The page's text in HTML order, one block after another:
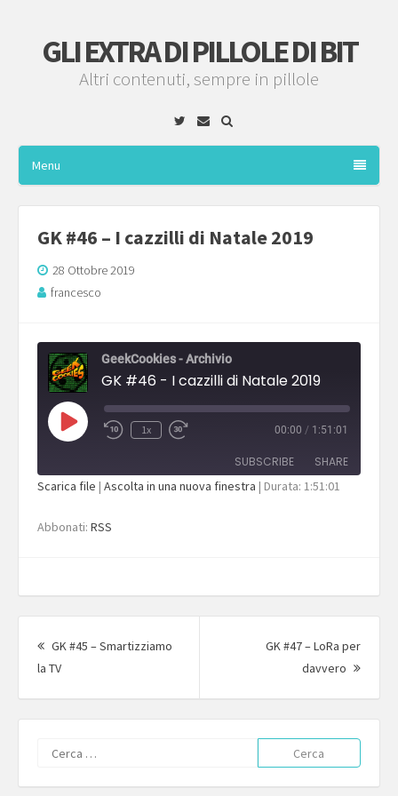
GLI EXTRA DI PILLOLE DI BIT
Altri contenuti, sempre in pillole
TwitterEmail
Menu
GK #46 – I cazzilli di Natale 2019
28 Ottobre 2019
francesco
GeekCookies - Archivio
GK #46 - I cazzilli di Natale 2019
Play
Episode
1x 00:00 / 1:51:01
SUBSCRIBE SHARE
Scarica file | Ascolta in una nuova finestra | Durata: 1:51:01
Abbonati: RSS
Navigazione
articoloGK #45 – Smartizziamo
la TVArticolo
GK #47 – LoRa per
davvero
Ricerca
per: